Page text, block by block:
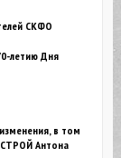
СКФО
летию Дня
в том
Антона